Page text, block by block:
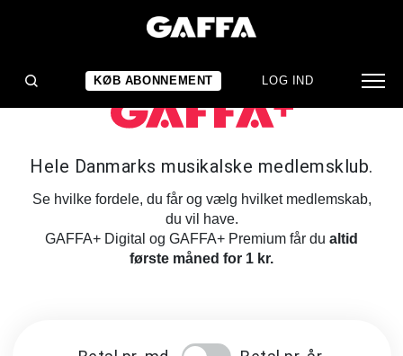
KØB ABONNEMENT LOG IND
Hele Danmarks musikalske medlemsklub.
Se hvilke fordele, du får og vælg hvilket medlemskab,
du vil have.
GAFFA+ Digital og GAFFA+ Premium får du altid
første måned for 1 kr.